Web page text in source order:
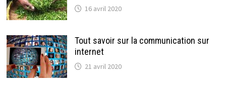
16 avril 2020
Tout savoir sur la communication sur
internet
21 avril 2020